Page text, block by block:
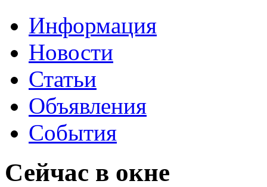
Информация
Новости
Статьи
Объявления
События
Сейчас в окне